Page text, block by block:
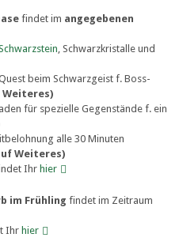
findet im angegebenen
, Schwarzkristalle und
beim Schwarzgeist f. Boss-
Weiteres)
für spezielle Gegenstände f. ein
alle 30 Minuten
Weiteres)
Ihr hier
im Frühling findet im Zeitraum
Ihr hier